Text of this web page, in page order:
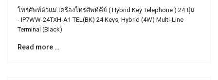
โทรศัพท์ตัวแม่ เครื่องโทรศัพท์คีย์ ( Hybrid Key Telephone ) 24 ปุ่ม
- IP7WW-24TXH-A1 TEL(BK) 24 Keys, Hybrid (4W) Multi-Line
Terminal (Black)
Read more …